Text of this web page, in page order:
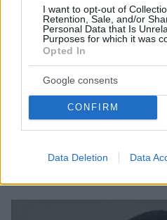
I want to opt-out of
Retention, Sale, and/or
Personal Data that Is
Purposes for which it was
Opted In
Google consents
CONFIRM
Data Deletion Data
φωτογραφίες
Πώς έγινε η τραγωδία με
Βούτηξε για να βοηθήσει τη
παιδιά φώναζαν για βοήθεια
πριν 33 λεπτά
ΔΕΙΤΕ ΟΛΕΣ ΤΙΣ ΕΙΔΗΣΕΙΣ
ΤΑ ΠΙΟ